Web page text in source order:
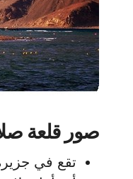
صور قلعة
تقع في جزيرة